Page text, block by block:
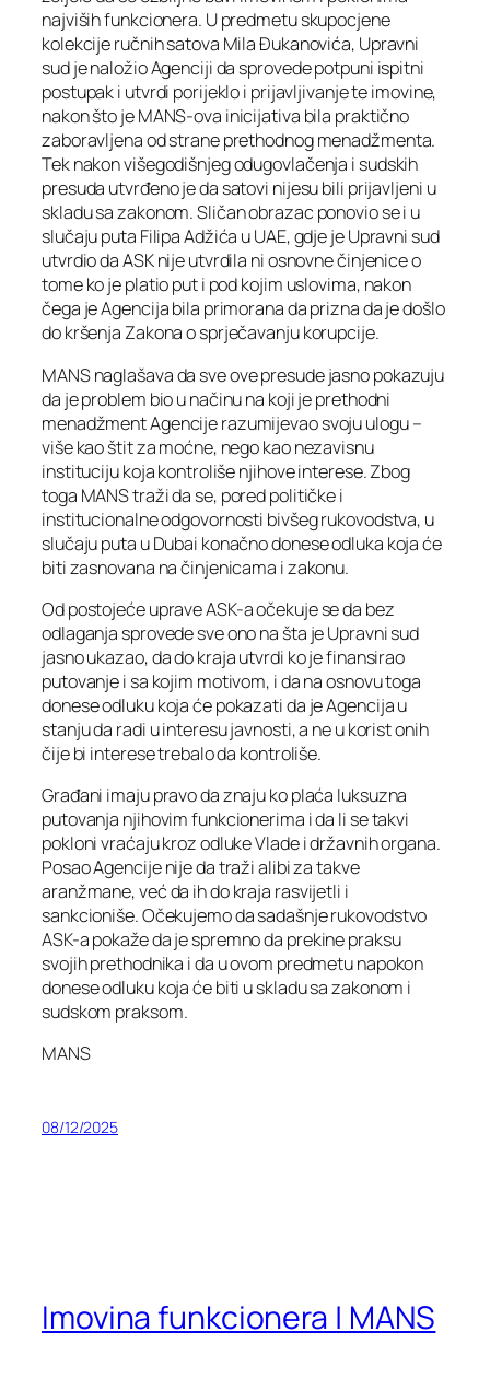
najviših funkcionera. U predmetu skupocjene
kolekcije ručnih satova Mila Đukanovića, Upravni
sud je naložio Agenciji da sprovede potpuni ispitni
postupak i utvrdi porijeklo i prijavljivanje te imovine,
nakon što je MANS-ova inicijativa bila praktično
zaboravljena od strane prethodnog menadžmenta.
Tek nakon višegodišnjeg odugovlačenja i sudskih
presuda utvrđeno je da satovi nijesu bili prijavljeni u
skladu sa zakonom. Sličan obrazac ponovio se i u
slučaju puta Filipa Adžića u UAE, gdje je Upravni sud
utvrdio da ASK nije utvrdila ni osnovne činjenice o
tome ko je platio put i pod kojim uslovima, nakon
čega je Agencija bila primorana da prizna da je došlo
do kršenja Zakona o sprječavanju korupcije.
MANS naglašava da sve ove presude jasno pokazuju
da je problem bio u načinu na koji je prethodni
menadžment Agencije razumijevao svoju ulogu –
više kao štit za moćne, nego kao nezavisnu
instituciju koja kontroliše njihove interese. Zbog
toga MANS traži da se, pored političke i
institucionalne odgovornosti bivšeg rukovodstva, u
slučaju puta u Dubai konačno donese odluka koja će
biti zasnovana na činjenicama i zakonu.
Od postojeće uprave ASK-a očekuje se da bez
odlaganja sprovede sve ono na šta je Upravni sud
jasno ukazao, da do kraja utvrdi ko je finansirao
putovanje i sa kojim motivom, i da na osnovu toga
donese odluku koja će pokazati da je Agencija u
stanju da radi u interesu javnosti, a ne u korist onih
čije bi interese trebalo da kontroliše.
Građani imaju pravo da znaju ko plaća luksuzna
putovanja njihovim funkcionerima i da li se takvi
pokloni vraćaju kroz odluke Vlade i državnih organa.
Posao Agencije nije da traži alibi za takve
aranžmane, već da ih do kraja rasvijetli i
sankcioniše. Očekujemo da sadašnje rukovodstvo
ASK-a pokaže da je spremno da prekine praksu
svojih prethodnika i da u ovom predmetu napokon
donese odluku koja će biti u skladu sa zakonom i
sudskom praksom.
MANS
08/12/2025
Imovina funkcionera | MANS